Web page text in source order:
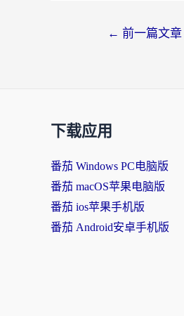
← 前一篇文章
下载应用
番茄 Windows PC电脑版
番茄 macOS苹果电脑版
番茄 ios苹果手机版
番茄 Android安卓手机版